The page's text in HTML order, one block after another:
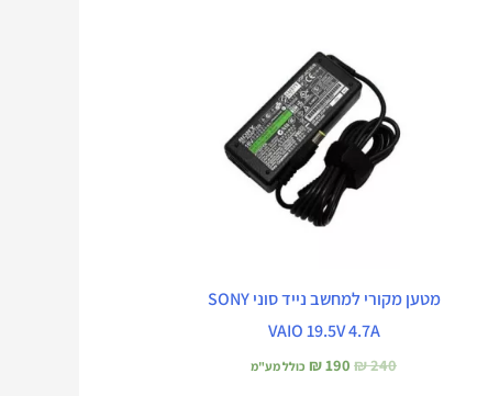
מטען מקורי למחשב נייד סוני SONY
VAIO 19.5V 4.7A
₪240
היה:
₪ 240.
₪190
הוא:
₪ 190.
כולל מע"מ